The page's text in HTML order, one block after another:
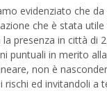
evidenziato che
che è stata
presenza in città di
puntuali in merito
non è
ed invitandoli a